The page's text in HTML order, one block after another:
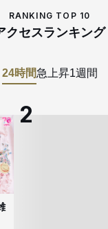
RANKING TOP 10
クセスランキング
24時間急上昇1週間